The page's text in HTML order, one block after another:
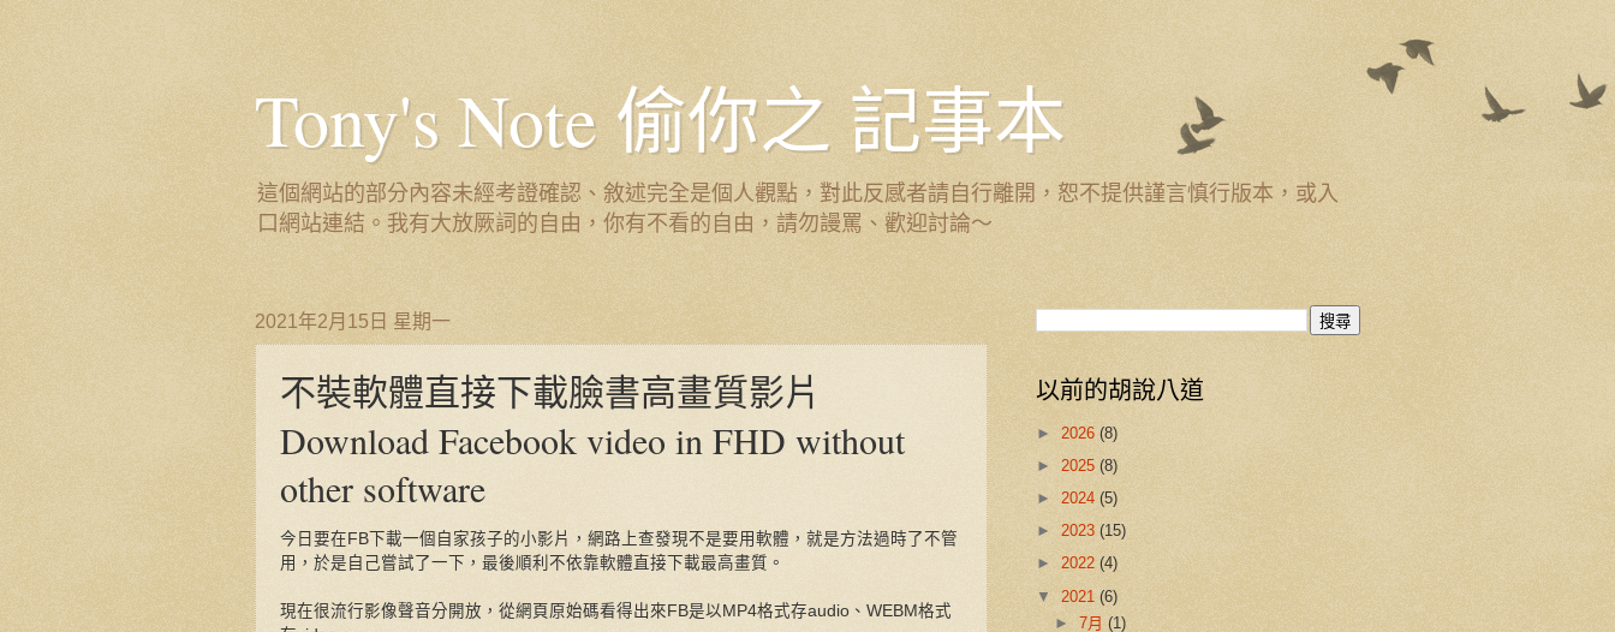
Tony's Note 偷你之 記事本
這個網站的部分內容未經考證確認、敘述完全是個人觀點，對此反感者請自行離開，恕不提供謹言慎行版本，或入
口網站連結。我有大放厥詞的自由，你有不看的自由，請勿謾罵、歡迎討論～
2021年2月15日 星期一
不裝軟體直接下載臉書高畫質影片
Download Facebook video in FHD without
other software
今日要在FB下載一個自家孩子的小影片，網路上查發現不是要用軟體，就是方法過時了不管
用，於是自己嘗試了一下，最後順利不依靠軟體直接下載最高畫質。
現在很流行影像聲音分開放，從網頁原始碼看得出來FB是以MP4格式存audio、WEBM格式
以前的胡說八道
► 2026 (8)
► 2025 (8)
► 2024 (5)
► 2023 (15)
► 2022 (4)
▼ 2021 (6)
►7月(1)